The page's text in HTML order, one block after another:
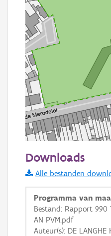
Informatie Vlaanderen
i
+
Downloads
Alle bestanden
Programma van
Bestand: Rapport 990
AN PVM.pdf
Auteur(s): DE LANGHE